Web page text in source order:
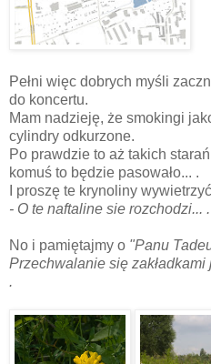
Pełni więc dobrych myśli
do koncertu.
Mam nadzieję, że smokingi
cylindry odkurzone.
Po prawdzie to aż takich
komuś to będzie pasowało... .
I proszę te krynoliny
- O te naftaline sie rozchodzi... .
No i pamiętajmy o "Panu
Przechwalanie się
.